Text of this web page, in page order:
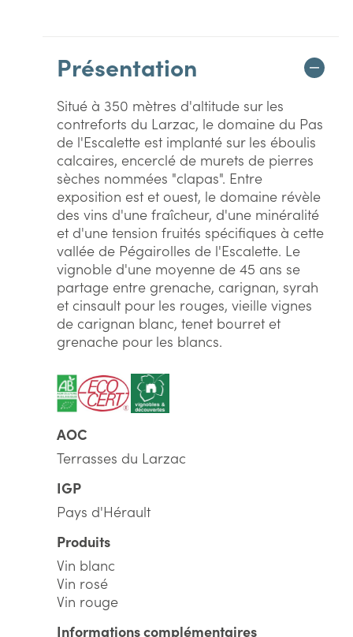
Présentation
Situé à 350 mètres d'altitude sur les
contreforts du Larzac, le domaine du Pas
de l'Escalette est implanté sur les éboulis
calcaires, encerclé de murets de pierres
sèches nommées "clapas". Entre
exposition est et ouest, le domaine révèle
des vins d'une fraîcheur, d'une minéralité
et d'une tension fruités spécifiques à cette
vallée de Pégairolles de l'Escalette. Le
vignoble d'une moyenne de 45 ans se
partage entre grenache, carignan, syrah
et cinsault pour les rouges, vieille vignes
de carignan blanc, tenet bourret et
grenache pour les blancs.
AOC
Terrasses du Larzac
IGP
Pays d'Hérault
Produits
Vin blanc
Vin rosé
Vin rouge
Informations complémentaires